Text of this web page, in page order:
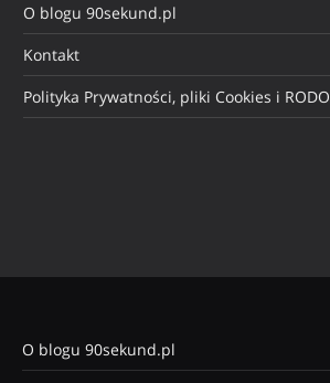
O blogu 90sekund.pl
Kontakt
Polityka Prywatności, pliki Cookies i RODO
O blogu 90sekund.pl